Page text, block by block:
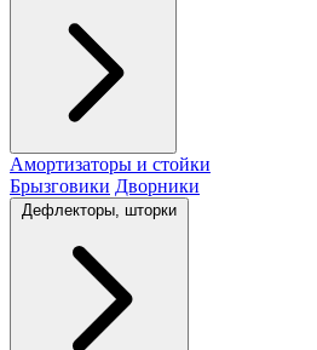
Амортизаторы и стойки
Брызговики Дворники
Дефлекторы, шторки